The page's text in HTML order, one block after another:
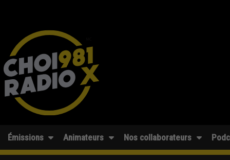
Émissions Animateurs Nos collaborateurs